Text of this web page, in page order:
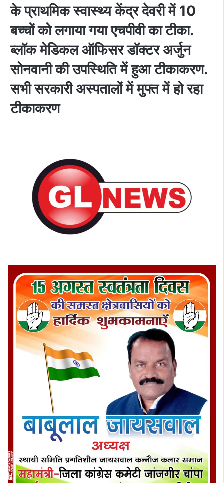
के प्राथमिक स्वास्थ्य केंद्र देवरी में 10
बच्चों को लगाया गया एचपीवी का टीका.
ब्लॉक मेडिकल ऑफिसर डॉक्टर अर्जुन
सोनवानी की उपस्थिति में हुआ टीकाकरण.
सभी सरकारी अस्पतालों में मुफ्त में हो रहा
टीकाकरण